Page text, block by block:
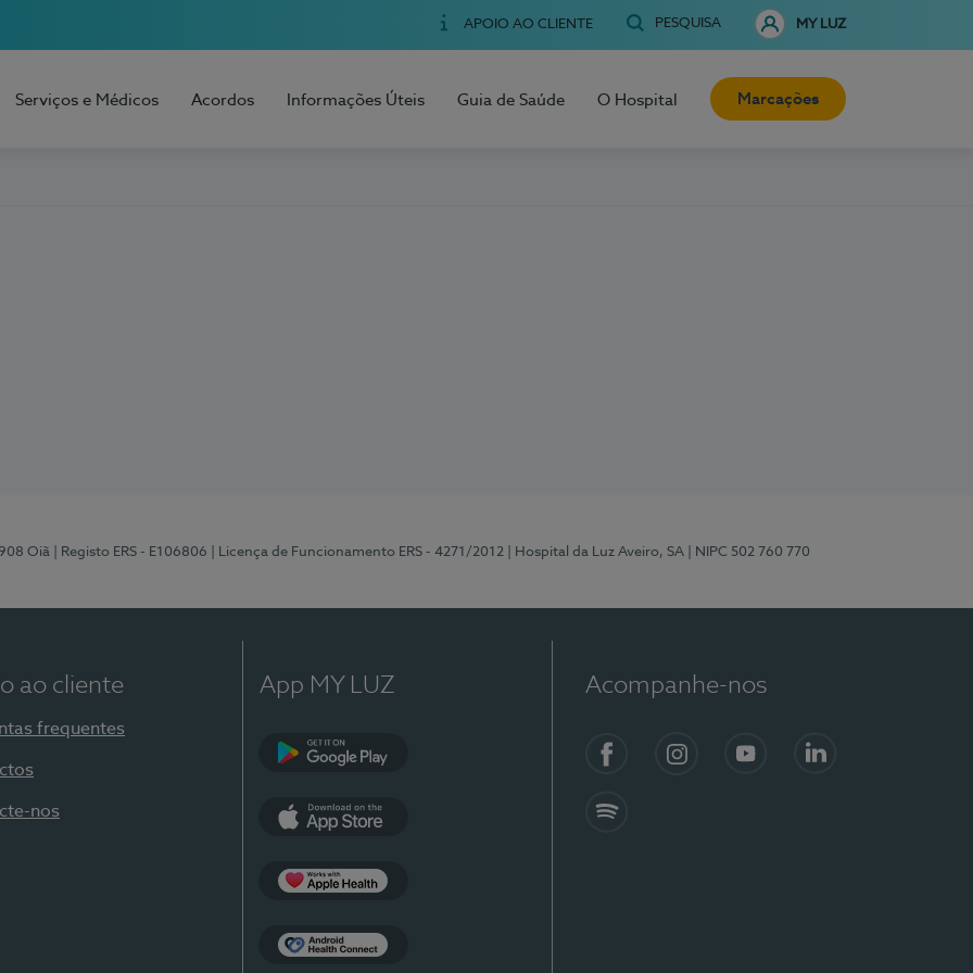
APOIO AO CLIENTE PESQUISA MY LUZ
Serviços e Médicos Acordos Informações Úteis Guia de Saúde O Hospital Marcações
Oiã | Registo ERS - E106806 | Licença de Funcionamento ERS - 4271/2012 | Hospital da Luz Aveiro, SA | NIPC 502 760 770
ao cliente
frequentes
nos
App MY LUZ Acompanhe-nos